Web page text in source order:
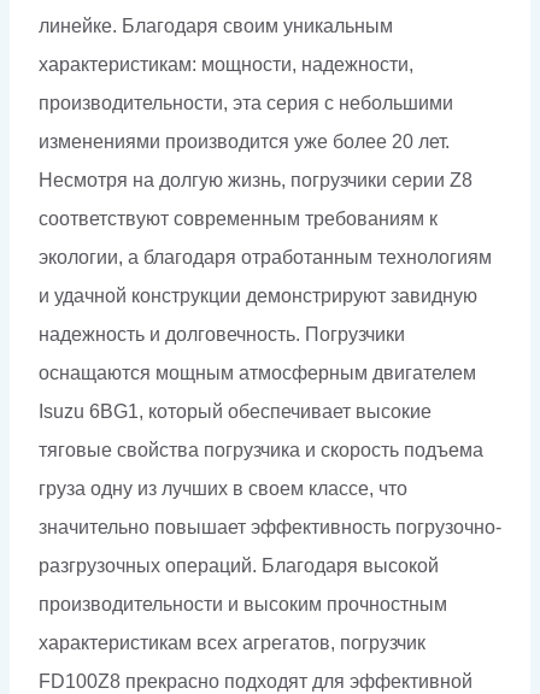
линейке. Благодаря своим уникальным
характеристикам: мощности, надежности,
производительности, эта серия с небольшими
изменениями производится уже более 20 лет.
Несмотря на долгую жизнь, погрузчики серии Z8
соответствуют современным требованиям к
экологии, а благодаря отработанным технологиям
и удачной конструкции демонстрируют завидную
надежность и долговечность. Погрузчики
оснащаются мощным атмосферным двигателем
Isuzu 6BG1, который обеспечивает высокие
тяговые свойства погрузчика и скорость подъема
груза одну из лучших в своем классе, что
значительно повышает эффективность погрузочно-
разгрузочных операций. Благодаря высокой
производительности и высоким прочностным
характеристикам всех агрегатов, погрузчик
FD100Z8 прекрасно подходят для эффективной